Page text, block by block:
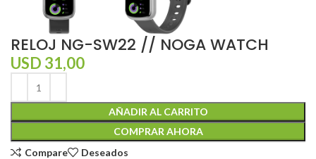
RELOJ NG-SW22 // NOGA WATCH
USD 31,00
AÑADIR AL CARRITO
COMPRAR AHORA
Compare
Deseados